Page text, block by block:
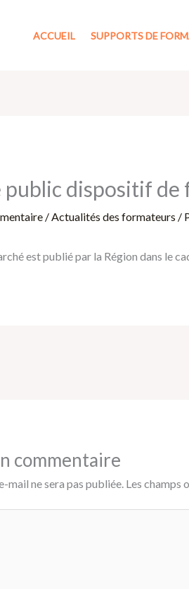
ACCUEIL SUPPORTS DE
public dispositif de
/Actualités des formateurs /
est publié par la Région dans le
commentaire
mail ne sera pas publiée. Les champs